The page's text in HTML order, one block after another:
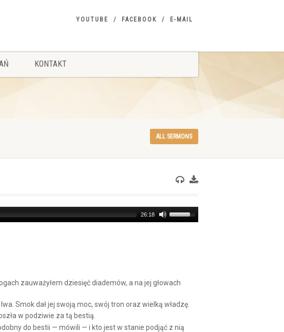
YOUTUBE FACEBOOK E-MAIL
KONTAKT
ALL SERMONS
26:18
Use
Up/Down
decrease
zauważyłem dziesięć diademów, a na jej głowach
Smok dał jej swoją moc, swój tron oraz wielką władzę.
w podziwie za tą bestią.
do bestii — mówili — i kto jest w stanie podjąć z nią